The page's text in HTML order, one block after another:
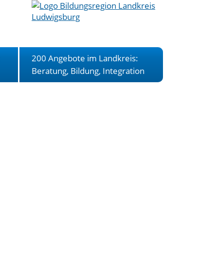
200 Angebote im Landkreis:
Beratung, Bildung, Integration